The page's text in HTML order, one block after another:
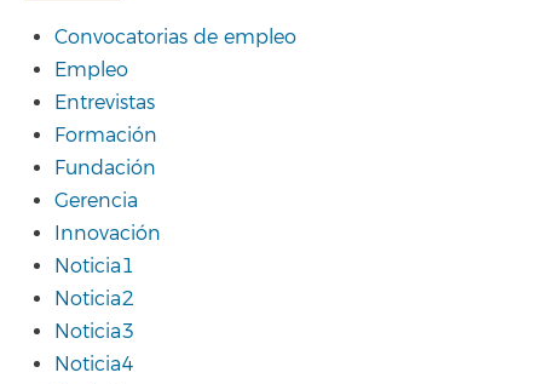
Convocatorias de empleo
Empleo
Entrevistas
Formación
Fundación
Gerencia
Innovación
Noticia1
Noticia2
Noticia3
Noticia4